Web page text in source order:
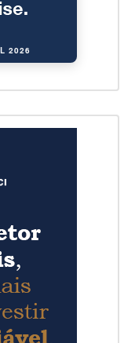
2026